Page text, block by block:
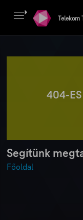
Telekom
404-ES
Segítünk
Főoldal